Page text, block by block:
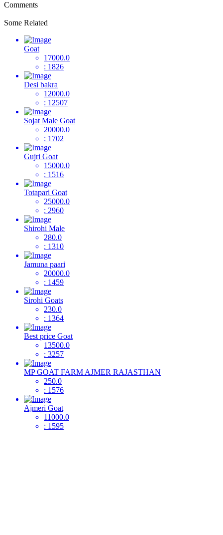
Comments
Some Related
Goat
17000.0
: 1826
Desi bakra
12000.0
: 12507
Sojat Male Goat
20000.0
: 1702
Gujri Goat
15000.0
: 1516
Totapari Goat
25000.0
: 2960
Shirohi Male
280.0
: 1310
Jamuna paari
20000.0
: 1459
Sirohi Goats
230.0
: 1364
Best price Goat
13500.0
: 3257
MP GOAT FARM AJMER RAJASTHAN
250.0
: 1576
Ajmeri Goat
11000.0
: 1595